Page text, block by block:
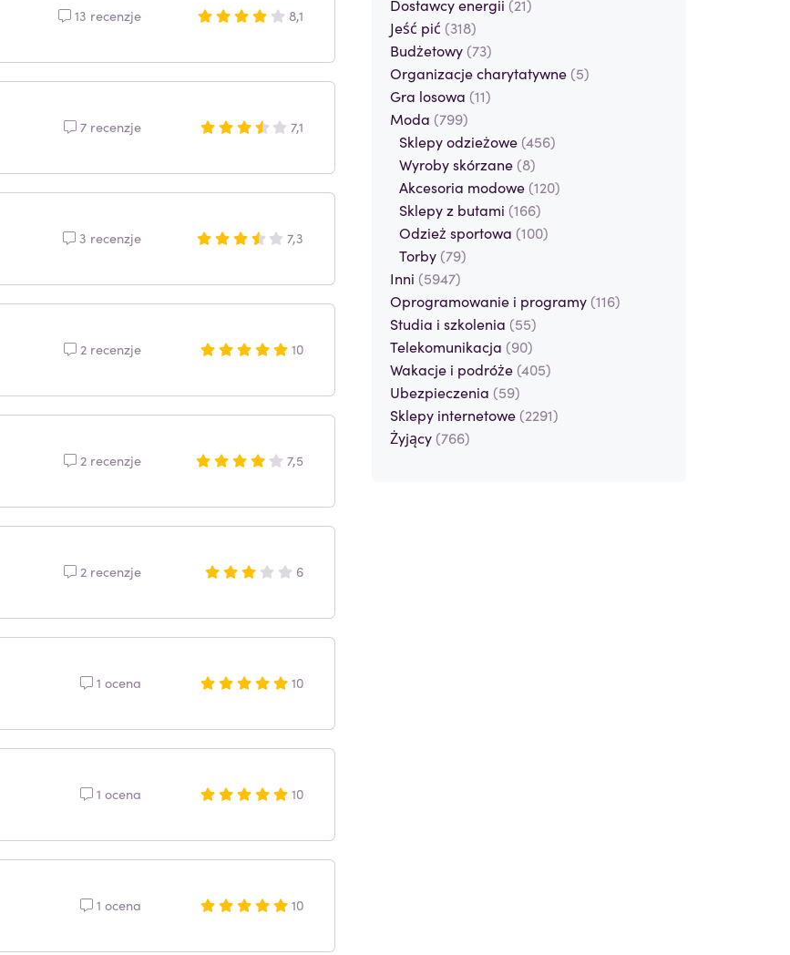
13 recenzje 8,1
7 recenzje 7,1
3 recenzje 7,3
2 recenzje 10
2 recenzje 7,5
2 recenzje 6
1 ocena 10
1 ocena 10
1 ocena 10
Dostawcy energii (21)
Jeść pić (318)
Budżetowy (73)
Organizacje charytatywne (5)
Gra losowa (11)
Moda (799)
Sklepy odzieżowe (456)
Wyroby skórzane (8)
Akcesoria modowe (120)
Sklepy z butami (166)
Odzież sportowa (100)
Torby (79)
Inni (5947)
Oprogramowanie i programy (116)
Studia i szkolenia (55)
Telekomunikacja (90)
Wakacje i podróże (405)
Ubezpieczenia (59)
Sklepy internetowe (2291)
Żyjący (766)